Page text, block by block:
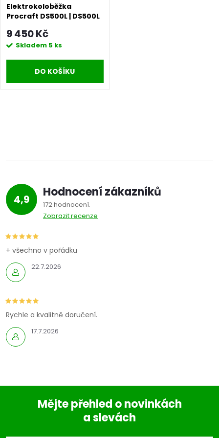
Elektrokoloběžka
Procraft DS500L | DS500L
9 450 Kč
Skladem 5 ks
DO KOŠÍKU
l
d
a
c
í
p
r
v
k
y
ý
i
4,9 Hodnocení zákazníků
172 hodnocení
Zobrazit recenze
22.7.2026
+ všechno v pořádku
17.7.2026
Rychle a kvalitně doručení.
Mějte přehled o novinkách
a slevách